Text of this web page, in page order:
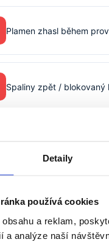
Detaily
používá cookies
obsahu a reklam,
a analýze naší
Plamen zhasl během
Spaliny zpět / blokovaný
NONSTOP DISPEČINK
776 546 633